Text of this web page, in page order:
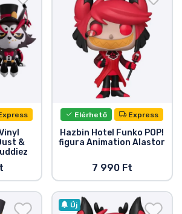
&
Elérhető Express
Hazbin Hotel Funko POP!
figura Animation Alastor
7 990 Ft
Új